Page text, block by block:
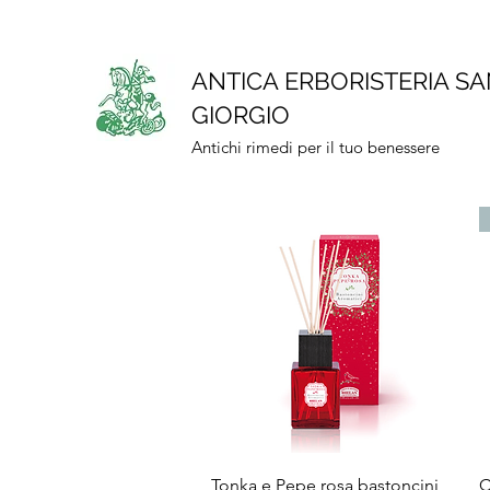
ANTICA ERBORISTERIA
GIORGIO
Antichi rimedi per il tuo benessere
Vista rapida
Tonka e Pepe rosa bastoncini